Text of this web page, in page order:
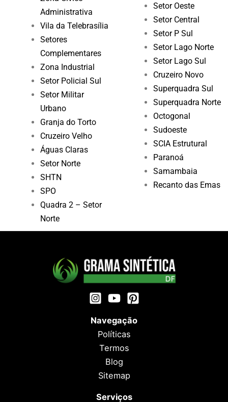
Administrativa
Vila da Telebrasília
Setores
Complementares
Zona Industrial
Setor Policial Sul
Setor Militar
Urbano
Granja do Torto
Cruzeiro Velho
Águas Claras
Setor Norte
SHTN
SPO
Quadra 2 – Setor
Norte
Setor Oeste
Setor Central
Setor P Sul
Setor Lago Norte
Setor Lago Sul
Cruzeiro Novo
Superquadra Sul
Superquadra Norte
Octogonal
Sudoeste
SCIA Estrutural
Paranoá
Samambaia
Recanto das Emas
Navegação
Políticas
Termos
Blog
Sitemap
Serviços